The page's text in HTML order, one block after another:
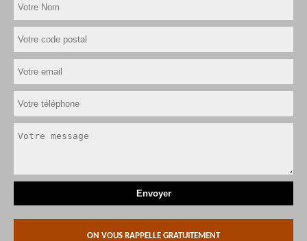
ON VOUS RAPPELLE GRATUITEMENT